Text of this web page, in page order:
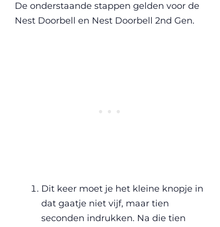
De onderstaande stappen gelden voor de
Nest Doorbell en Nest Doorbell 2nd Gen.
Dit keer moet je het kleine knopje in
dat gaatje niet vijf, maar tien
seconden indrukken. Na die tien